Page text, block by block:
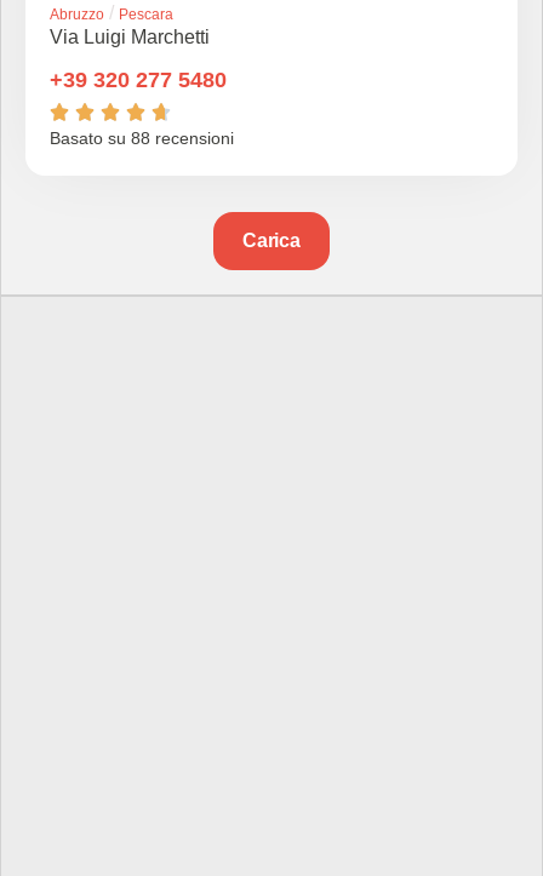
Abruzzo / Pescara
Via Luigi Marchetti
+39 320 277 5480
    
Basato su 88 recensioni
Carica